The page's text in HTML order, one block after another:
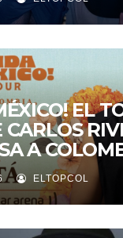
EL
CARLOS
A
ELTOPCOL